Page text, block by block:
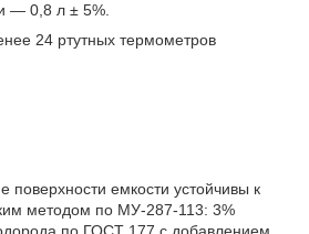
— 0,8 л ± 5%.
24 ртутных термометров
поверхности емкости устойчивы к
методом по МУ-287-113: 3%